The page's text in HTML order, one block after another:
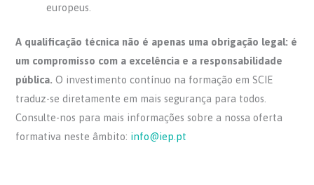
europeus.
A qualificação técnica não é apenas uma obrigação legal: é
um compromisso com a excelência e a responsabilidade
pública. O investimento contínuo na formação em SCIE
traduz-se diretamente em mais segurança para todos.
Consulte-nos para mais informações sobre a nossa oferta
formativa neste âmbito: info@iep.pt